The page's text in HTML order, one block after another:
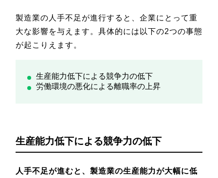
製造業の人手不足が進行すると、企業にとって重
大な影響を与えます。具体的には以下の2つの事態
が起こりえます。
生産能力低下による競争力の低下
労働環境の悪化による離職率の上昇
生産能力低下による競争力の低下
人手不足が進むと、製造業の生産能力が大幅に低